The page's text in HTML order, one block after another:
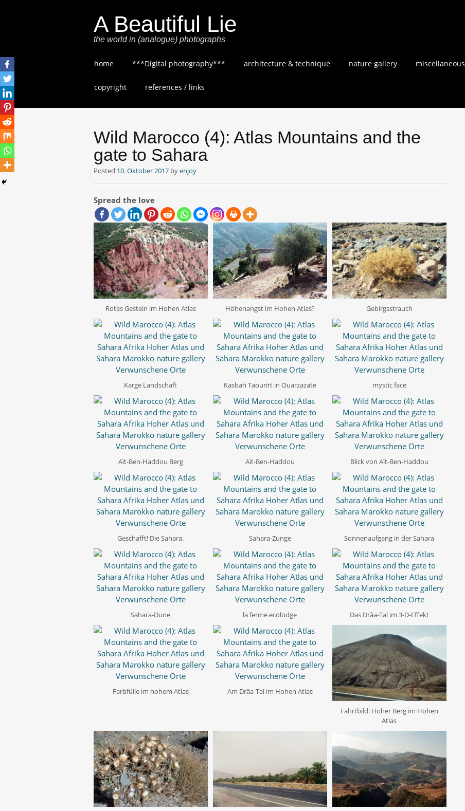
A Beautiful Lie
the world in (analogue) photographs
Skip
content
home ***Digital photography*** architecture & technique nature gallery miscellaneous
copyright references / links
Wild Marocco (4): Atlas Mountains and the
gate to Sahara
Posted 10. Oktober 2017 byenjoy
Spread the love
Rotes Gestein im Hohen Atlas Höhenangst im Hohen Atlas? Gebirgsstrauch
Karge Landschaft Kasbah Taourirt in Ouarzazate mystic face
Aït-Ben-Haddou Berg Aït-Ben-Haddou Blick von Aït-Ben-Haddou
Geschafft! Die Sahara. Sahara-Zunge Sonnenaufgang in der Sahara
Sahara-Düne la ferme ecolodge Das Drâa-Tal im 3-D-Effekt
Farbfülle im hohem Atlas Am Drâa-Tal im Hohen Atlas
Fahrtbild: Hoher Berg im Hohen
Atlas